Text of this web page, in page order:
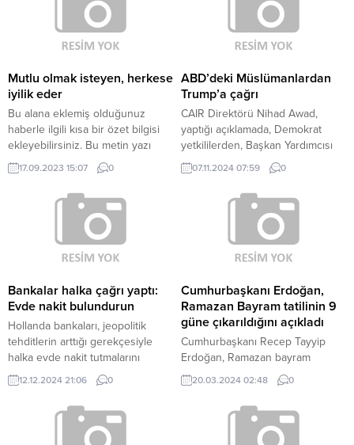
Mutlu olmak isteyen, herkese
iyilik eder
Bu alana eklemiş olduğunuz
haberle ilgili kısa bir özet bilgisi
ekleyebilirsiniz. Bu metin yazı
düzenleme sayfasında “Özet”
bölümünden eklenebilir. Özet
eklenmişse başlık altında kalın
olarak bu şekilde gösterilir,
eklenmemişse bu alan boş kalır.
17.09.2023 15:07 0
ABD’deki Müslümanlardan
Trump’a çağrı
CAIR Direktörü Nihad Awad,
yaptığı açıklamada, Demokrat
yetkililerden, Başkan Yardımcısı
ve Demokratların başkan adayı
Kamala Harris’in Gazze’deki
soykırıma karşı çıkan Müslümanlar
ve diğer seçmenler arasındaki
desteğini kaybetmesinden ders
çıkarmalarını istedi. Hiçbir
siyasetçi ya da partinin Müslüman
söyleyen Awad, “İleriye dönük
olarak, tüm seçilmiş yetkililerin,
Müslüman seçmenlerin acil...
07.11.2024 07:59 0
Bankalar halka çağrı yaptı:
Evde nakit bulundurun
Hollanda bankaları, jeopolitik
tehditlerin arttığı gerekçesiyle
halka evde nakit tutmalarını
tavsiye etmeye hazırlanıyor.
HALKA EVDE NAKİT TUTMA
TAVSİYESİNDE BULUNULACAK
Yerel basında yer alan habere
göre, Hollanda Bankalar Birliği
12.12.2024 21:06 0
Cumhurbaşkanı Erdoğan,
Ramazan Bayram tatilinin 9
güne çıkarıldığını açıkladı
Cumhurbaşkanı Recep Tayyip
Erdoğan, Ramazan bayram
tatilinin kamu çalışanları için 9
güne çıkarıldığını açıkladı.
20.03.2024 02:48 0